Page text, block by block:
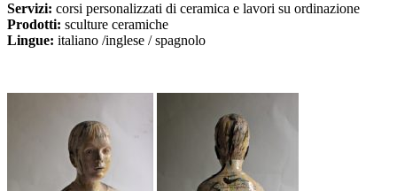
Servizi: corsi personalizzati di ceramica e lavori su ordinazione
Prodotti: sculture ceramiche
Lingue: italiano /inglese / spagnolo